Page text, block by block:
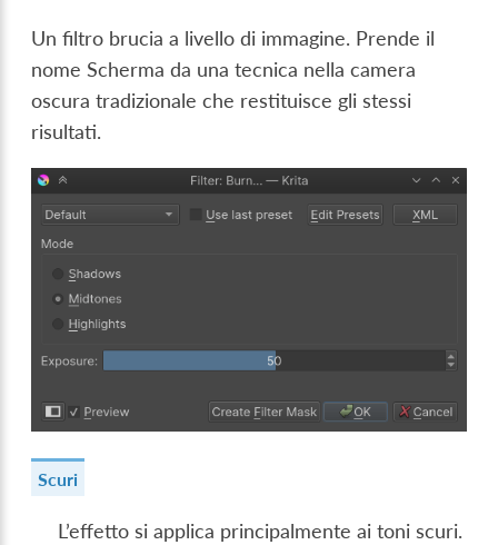
Un filtro brucia a livello di immagine. Prende il
nome Scherma da una tecnica nella camera
oscura tradizionale che restituisce gli stessi
risultati.
Scuri
L’effetto si applica principalmente ai toni scuri.